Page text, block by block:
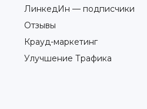
ЛинкедИн — подписчики
Отзывы
Крауд-маркетинг
Улучшение Трафика